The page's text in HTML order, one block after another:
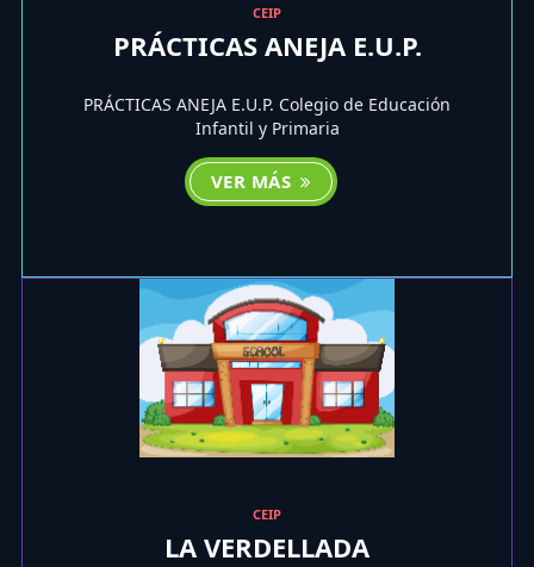
CEIP
PRÁCTICAS ANEJA E.U.P.
PRÁCTICAS ANEJA E.U.P. Colegio de Educación
Infantil y Primaria
VER MÁS
CEIP
LA VERDELLADA